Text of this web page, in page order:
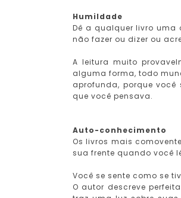
Humildade
Dê a qualquer livro uma
não fazer ou dizer ou
A leitura muito
alguma forma, todo
aprofunda, porque
que você pensava.
Auto-conhecimento
Os livros mais
sua frente quando você
Você se sente como se
O autor descreve